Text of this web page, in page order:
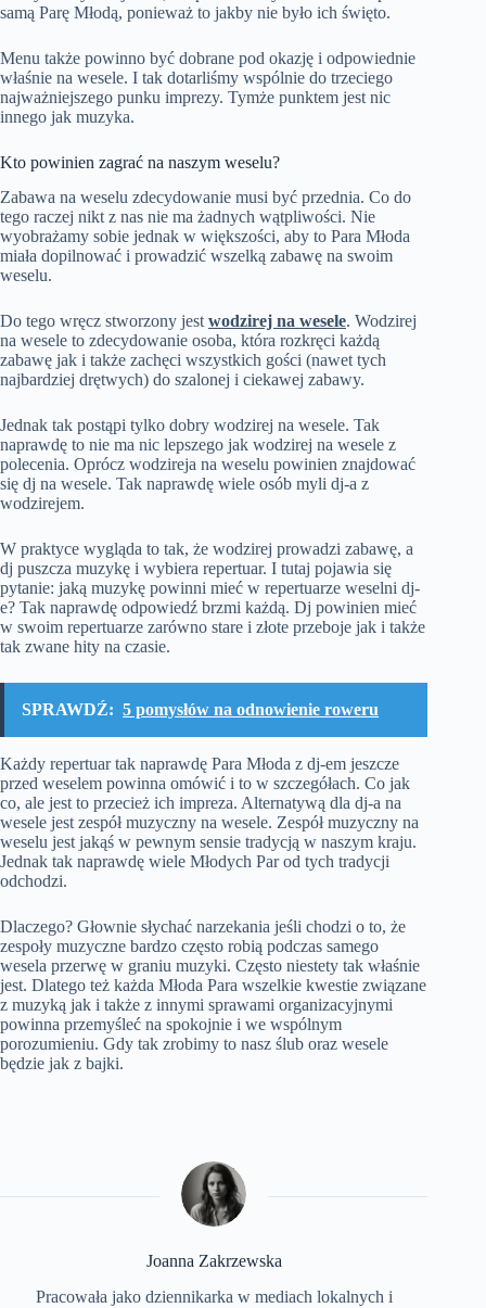
samą Parę Młodą, ponieważ to jakby nie było ich święto.
Menu także powinno być dobrane pod okazję i odpowiednie
właśnie na wesele. I tak dotarliśmy wspólnie do trzeciego
najważniejszego punku imprezy. Tymże punktem jest nic
innego jak muzyka.
Kto powinien zagrać na naszym weselu?
Zabawa na weselu zdecydowanie musi być przednia. Co do
tego raczej nikt z nas nie ma żadnych wątpliwości. Nie
wyobrażamy sobie jednak w większości, aby to Para Młoda
miała dopilnować i prowadzić wszelką zabawę na swoim
weselu.
Do tego wręcz stworzony jest wodzirej na wesele. Wodzirej
na wesele to zdecydowanie osoba, która rozkręci każdą
zabawę jak i także zachęci wszystkich gości (nawet tych
najbardziej drętwych) do szalonej i ciekawej zabawy.
Jednak tak postąpi tylko dobry wodzirej na wesele. Tak
naprawdę to nie ma nic lepszego jak wodzirej na wesele z
polecenia. Oprócz wodzireja na weselu powinien znajdować
się dj na wesele. Tak naprawdę wiele osób myli dj-a z
wodzirejem.
W praktyce wygląda to tak, że wodzirej prowadzi zabawę, a
dj puszcza muzykę i wybiera repertuar. I tutaj pojawia się
pytanie: jaką muzykę powinni mieć w repertuarze weselni dj-
e? Tak naprawdę odpowiedź brzmi każdą. Dj powinien mieć
w swoim repertuarze zarówno stare i złote przeboje jak i także
tak zwane hity na czasie.
SPRAWDŹ: 5 pomysłów na odnowienie roweru
Każdy repertuar tak naprawdę Para Młoda z dj-em jeszcze
przed weselem powinna omówić i to w szczegółach. Co jak
co, ale jest to przecież ich impreza. Alternatywą dla dj-a na
wesele jest zespół muzyczny na wesele. Zespół muzyczny na
weselu jest jakąś w pewnym sensie tradycją w naszym kraju.
Jednak tak naprawdę wiele Młodych Par od tych tradycji
odchodzi.
Dlaczego? Głownie słychać narzekania jeśli chodzi o to, że
zespoły muzyczne bardzo często robią podczas samego
wesela przerwę w graniu muzyki. Często niestety tak właśnie
jest. Dlatego też każda Młoda Para wszelkie kwestie związane
z muzyką jak i także z innymi sprawami organizacyjnymi
powinna przemyśleć na spokojnie i we wspólnym
porozumieniu. Gdy tak zrobimy to nasz ślub oraz wesele
będzie jak z bajki.
Joanna Zakrzewska
Pracowała jako dziennikarka w mediach lokalnych i